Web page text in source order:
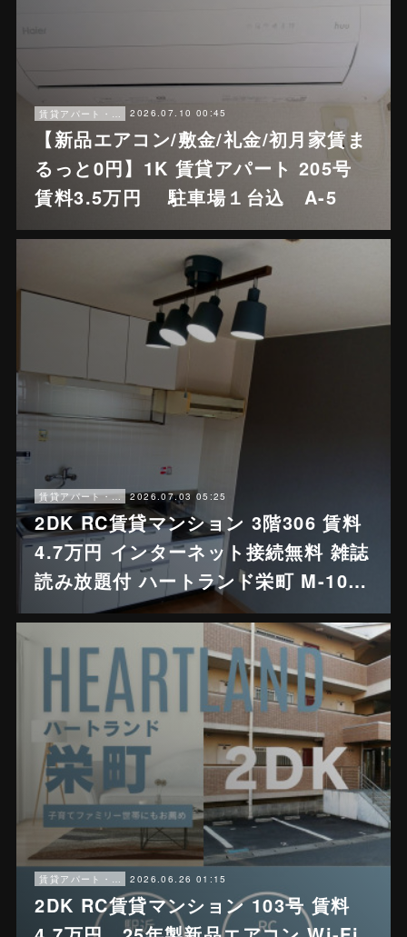
2026.07.10 00:45
【新品エアコン/敷金/礼金/初月家賃ま
るっと0円】1K 賃貸アパート 205号
賃料3.5万円 駐車場１台込 A-5
賃貸アパート・戸建賃貸 2026.07.03 05:25
2DK RC賃貸マンション 3階306 賃料
4.7万円 インターネット接続無料 雑誌
読み放題付 ハートランド栄町 M-10…
賃貸アパート・戸建賃貸 2026.06.26 01:15
2DK RC賃貸マンション 103号 賃料